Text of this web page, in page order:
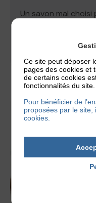
Un savon mal
Ce site peut déposer
pages des cookies et
de certains cookies
fonctionnalités du site.
Pour bénéficier de
proposées par le site,
cookies.